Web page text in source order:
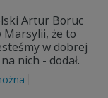
Artur Boruc
Marsylii, że to
w dobrej
nich - dodał.